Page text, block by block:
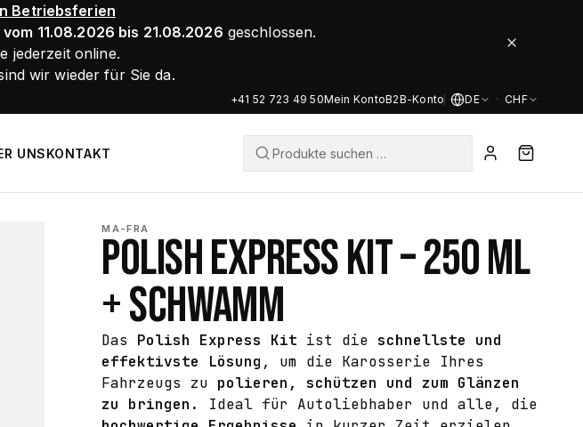
Betriebsferien
11.08.2026 bis 21.08.2026 geschlossen.
jederzeit online.
wir wieder für Sie da.
+41 52 723 49 50Mein KontoB2B-Konto DE · CHF
UNSKONTAKT
MA-FRA
POLISH EXPRESS KIT – 250 ML
+ SCHWAMM
Das Polish Express Kit ist die schnellste und
effektivste Lösung , um die Karosserie Ihres
Fahrzeugs zu polieren, schützen und zum Glänzen
zu bringen . Ideal für Autoliebhaber und alle, die